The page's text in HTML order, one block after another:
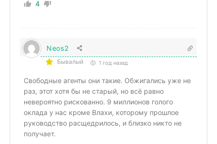
4
Neos2
Бывалый 1 год назад
Свободные агенты они такие. Обжигались уже не
раз, этот хотя бы не старый, но всё равно
невероятно рискованно. 9 миллионов голого
оклада у нас кроме Влахи, которому прошлое
руководство расщедрилось, и близко никто не
получает.